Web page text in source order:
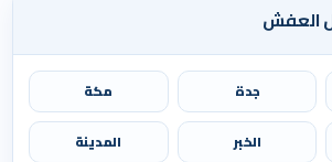
العفش
جدة مكة
الخبر المدينة